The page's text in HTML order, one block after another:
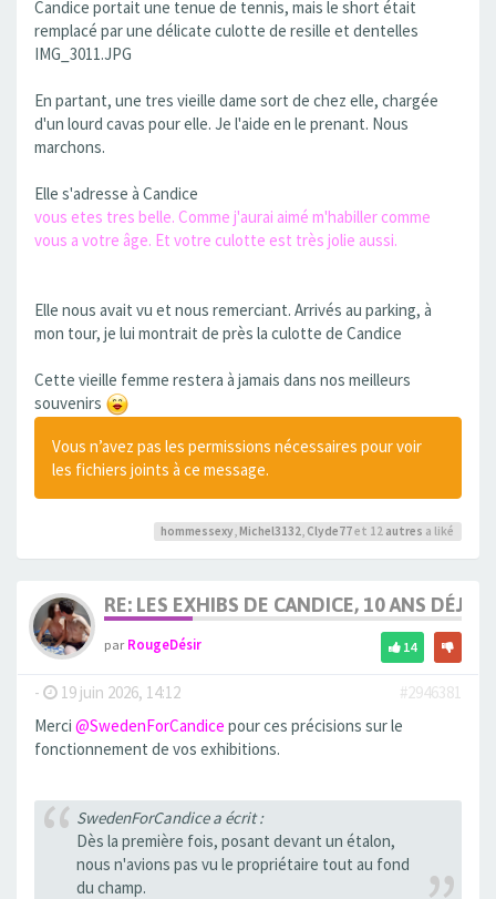
Candice portait une tenue de tennis, mais le short était
remplacé par une délicate culotte de resille et dentelles
IMG_3011.JPG
En partant, une tres vieille dame sort de chez elle, chargée
d'un lourd cavas pour elle. Je l'aide en le prenant. Nous
marchons.
Elle s'adresse à Candice
vous etes tres belle. Comme j'aurai aimé m'habiller comme
vous a votre âge. Et votre culotte est très jolie aussi.
Elle nous avait vu et nous remerciant. Arrivés au parking, à
mon tour, je lui montrait de près la culotte de Candice
Cette vieille femme restera à jamais dans nos meilleurs
souvenirs
Vous n’avez pas les permissions nécessaires pour voir
les fichiers joints à ce message.
hommessexy Michel3132 Clyde77et 12 autres a liké
RE: LES EXHIBS DE CANDICE, 10 ANS DÉJÀ,
parRougeDésir 14
- 19 juin 2026, 14:12
#2946381
Merci @SwedenForCandice pour ces précisions sur le
fonctionnement de vos exhibitions.
SwedenForCandice a écrit :
Dès la première fois, posant devant un étalon,
nous n'avions pas vu le propriétaire tout au fond
du champ.